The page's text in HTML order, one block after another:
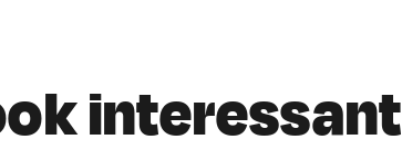
interessant